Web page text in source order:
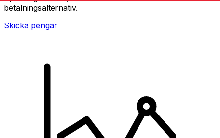
betalningsalternativ.
Skicka pengar